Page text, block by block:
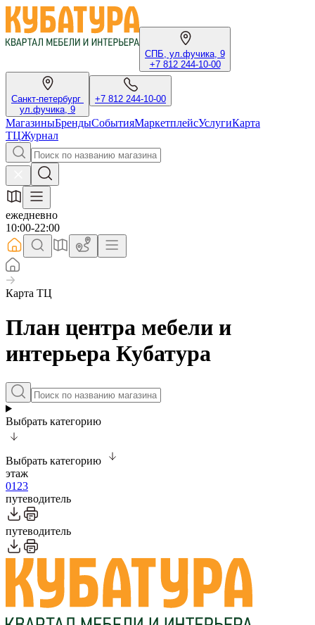
СПБ, ул.фучика, 9
+7 812 244-10-00
Санкт-петербург
ул.фучика, 9
+7 812 244-10-00
МагазиныБрендыСобытияМаркетплейсУслугиКарта
ТЦЖурнал
ежедневно
10:00-22:00
Карта ТЦ
План центра мебели и
интерьера Кубатура
Выбрать категорию
Выбрать категорию
этаж
01 23
путеводитель
путеводитель